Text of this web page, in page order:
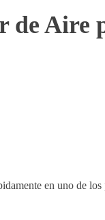
de Aire
en uno de